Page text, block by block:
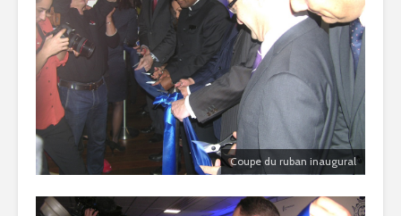
Coupe du ruban inaugural